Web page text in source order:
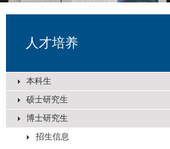
人才培养
本科生
硕士研究生
博士研究生
招生信息